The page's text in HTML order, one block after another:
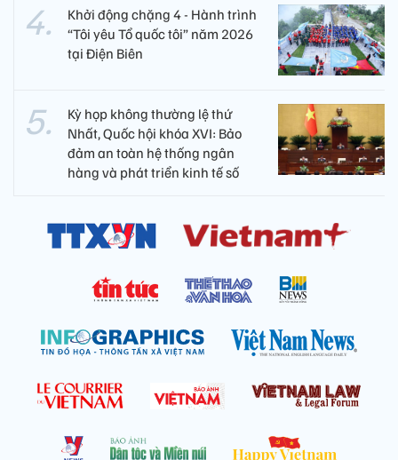
Khởi động chặng 4 - Hành trình
“Tôi yêu Tổ quốc tôi” năm 2026
tại Điện Biên
Kỳ họp không thường lệ thứ
Nhất, Quốc hội khóa XVI: Bảo
đảm an toàn hệ thống ngân
hàng và phát triển kinh tế số